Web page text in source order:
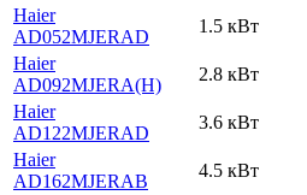
Haier
AD052MJERAD
1.5 кВт
Haier
AD092MJERA(H)
2.8 кВт
Haier
AD122MJERAD
3.6 кВт
Haier
AD162MJERAB
4.5 кВт